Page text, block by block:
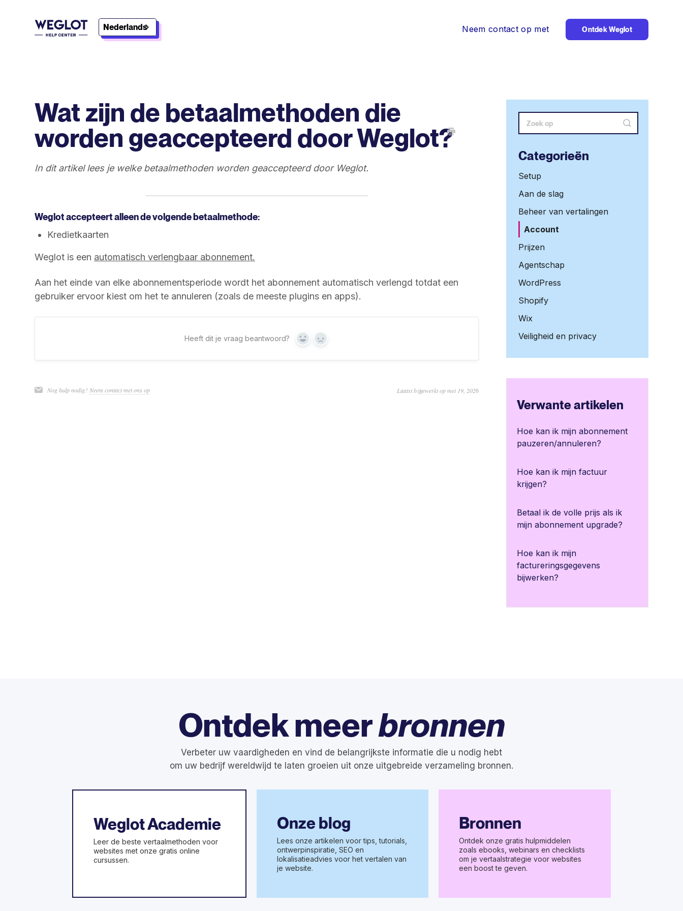
Nederlands Neem contact op met Ontdek Weglot
Wat zijn de betaalmethoden die
worden geaccepteerd door Weglot?
In dit artikel lees je welke betaalmethoden worden geaccepteerd door Weglot.
Weglot accepteert alleen de volgende betaalmethode:
Kredietkaarten
Weglot is een automatisch verlengbaar abonnement.
Aan het einde van elke abonnementsperiode wordt het abonnement automatisch verlengd totdat een
gebruiker ervoor kiest om het te annuleren (zoals de meeste plugins en apps).
Heeft dit je vraag beantwoord? Ja Geen
Nog hulp nodig? Neem contact met ons op Laatst bijgewerkt op mei 19, 2026
Zoeken
Categorieën
Setup
Aan de slag
Beheer van vertalingen
Account
Prijzen
Agentschap
WordPress
Shopify
Wix
Veiligheid en privacy
Verwante artikelen
Hoe kan ik mijn abonnement
pauzeren/annuleren?
Hoe kan ik mijn factuur
krijgen?
Betaal ik de volle prijs als ik
mijn abonnement upgrade?
Hoe kan ik mijn
factureringsgegevens
bijwerken?
Ontdek meerbronnen
Verbeter uw vaardigheden en vind de belangrijkste informatie die u nodig hebt
om uw bedrijf wereldwijd te laten groeien uit onze uitgebreide verzameling bronnen.
Weglot Academie
Leer de beste vertaalmethoden voor
websites met onze gratis online
cursussen.
Onze blog
Lees onze artikelen voor tips, tutorials,
ontwerpinspiratie, SEO en
lokalisatieadvies voor het vertalen van
je website.
Bronnen
Ontdek onze gratis hulpmiddelen
zoals ebooks, webinars en checklists
om je vertaalstrategie voor websites
een boost te geven.